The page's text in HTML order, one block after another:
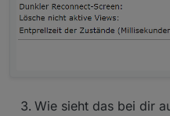
Wie sieht das bei dir